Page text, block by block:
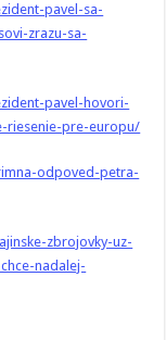
pavel-sa-
zrazu-sa-
pavel-hovori-
riesenie-pre-europu/
odpoved-petra-
zbrojovky-uz-
nadalej-